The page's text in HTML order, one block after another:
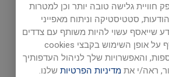
Internet Sites
Unit 1
Phonics Song 2(YouTube)
חוויית גלישה טובה יותר וכן למטרות
סטטיסטיקה וניתוח מאפייני
שייאסף עשוי להיות משותף עם צדדים
שלישיים. למידע נוסף על אופן השימוש בקבצי cookies
והאפשרויות שלך לניהול העדפותיך
ראה/י את מדיניות הפרטיותשלנו.